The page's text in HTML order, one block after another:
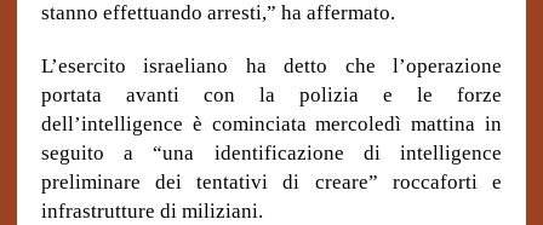
stanno effettuando arresti,” ha affermato.
L’esercito israeliano ha detto che l’operazione
portata avanti con la polizia e le forze
dell’intelligence è cominciata mercoledì mattina in
seguito a “una identificazione di intelligence
preliminare dei tentativi di creare” roccaforti e
infrastrutture di miliziani.